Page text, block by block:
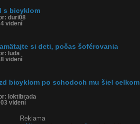
z bicykla, decko na bicykli, zdrbal sa,
s bicyklom
duri08
videní
si deti, počas šoférovania
luda
videní
bicyklom po schodoch mu šiel celkom
loktibrada
videní
Reklama